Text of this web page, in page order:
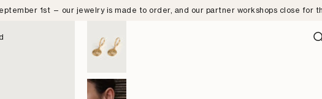
1st — our jewelry is made to order, and our partner workshops close for